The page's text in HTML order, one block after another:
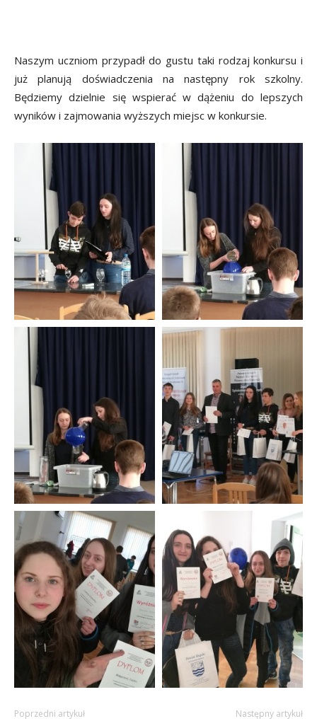
Naszym uczniom przypadł do gustu taki rodzaj konkursu i
już planują doświadczenia na następny rok szkolny.
Będziemy dzielnie się wspierać w dążeniu do lepszych
wyników i zajmowania wyższych miejsc w konkursie.
Poprzedni artykuł Następny artykuł